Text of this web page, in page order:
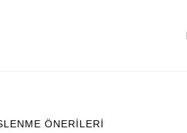
ÖNERILERI